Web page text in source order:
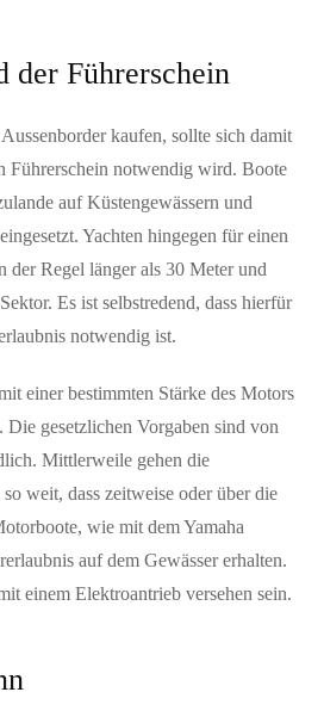
helfen Kommunen dabei, sich auf
Extremwetterereignisse können
die etablierte Rehaklinik
Rehabilitationsversorgung.
der Führerschein
kaufen, sollte sich damit
Führerschein notwendig wird. Boote
auf Küstengewässern und
Yachten hingegen für einen
der Regel länger als 30 Meter und
Es ist selbstredend, dass hierfür
notwendig ist.
einer bestimmten Stärke des Motors
gesetzlichen Vorgaben sind von
Mittlerweile gehen die
weit, dass zeitweise oder über die
wie mit dem Yamaha
auf dem Gewässer erhalten.
einem Elektroantrieb versehen sein.